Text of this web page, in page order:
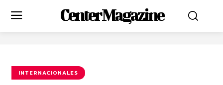
Center Magazine
INTERNACIONALES